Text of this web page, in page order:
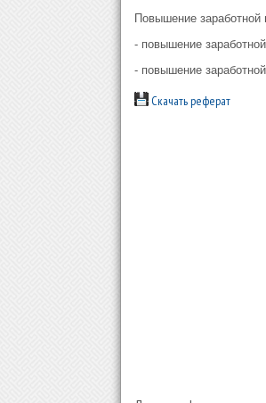
Повышение
- повышение
- повышение
Скачать реферат